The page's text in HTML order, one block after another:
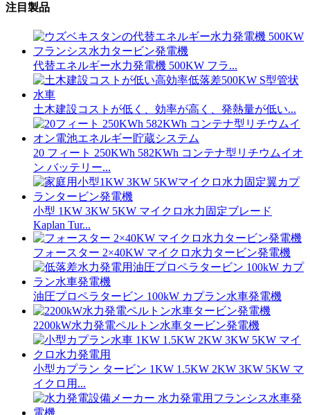
注目製品
代替エネルギー水力発電機 500KW フラ...
土木建設コストが低く、効率が高く、発熱量が低い...
20 フィート 250KWh 582KWh コンテナ型リチウムイオ
ン バッテリー...
小型 1KW 3KW 5KW マイクロ水力固定ブレード
Kaplan Tur...
フォースター 2×40KW マイクロ水力タービン発電機
油圧プロペラタービン 100kW カプラン水車発電機
2200kW水力発電ペルトン水車タービン発電機
小型カプラン タービン 1KW 1.5KW 2KW 3KW 5KW マ
イクロ用...